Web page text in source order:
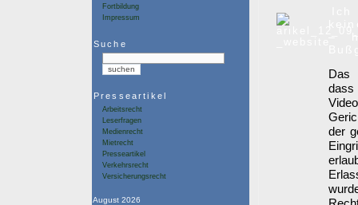
Fortbildung
Impressum
Suche
Presseartikel
Arbeitsrecht
Leserfragen
Medienrecht
Mietrecht
Presseartikel
Verkehrsrecht
Versicherungsrecht
August 2026
Das
der